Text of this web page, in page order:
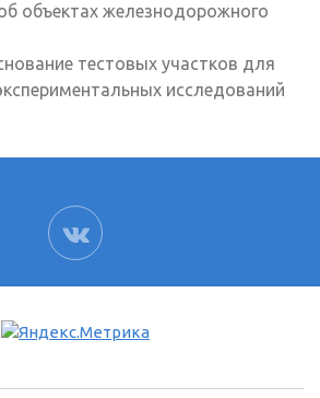
объектах железнодорожного
тестовых участков для
исследований
ВК